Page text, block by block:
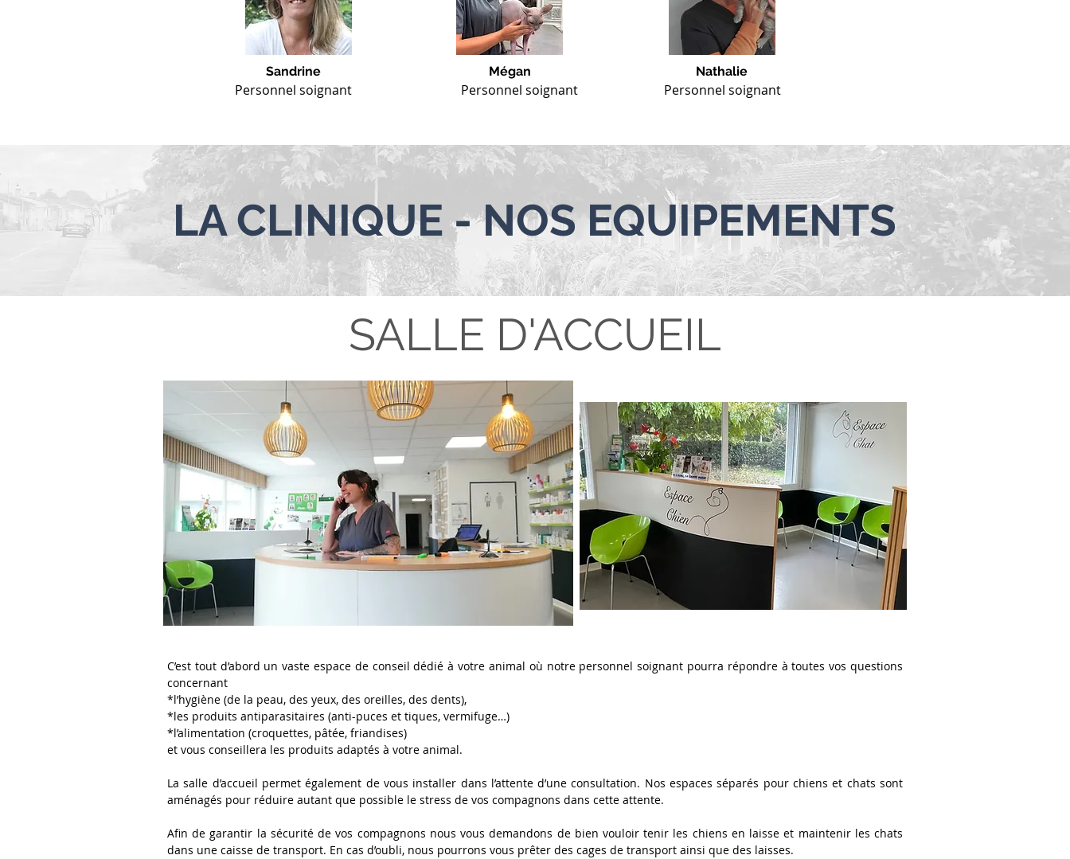
Sandrine
Personnel soignant
Mégan
Personnel soignant
Nathalie
Personnel soignant
LACLINIQUE - NOS EQUIPEMENTS
SALLE D'ACCUEIL
C’est tout d’abord un vaste espace de conseil dédié à votre animal où notre personnel soignant pourra répondre à toutes vos questions
concernant
*l’hygiène (de la peau, des yeux, des oreilles, des dents),
*les produits antiparasitaires (anti-puces et tiques, vermifuge…)
*l’alimentation (croquettes, pâtée, friandises)
et vous conseillera les produits adaptés à votre animal.
La salle d’accueil permet également de vous installer dans l’attente d’une consultation. Nos espaces séparés pour chiens et chats sont
aménagés pour réduire autant que possible le stress de vos compagnons dans cette attente.
Afin de garantir la sécurité de vos compagnons nous vous demandons de bien vouloir tenir les chiens en laisse et maintenir les chats
dans une caisse de transport. En cas d’oubli, nous pourrons vous prêter des cages de transport ainsi que des laisses.